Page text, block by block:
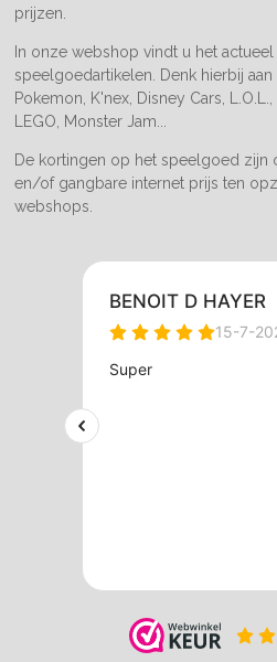
prijzen.
In onze webshop vindt u het
speelgoedartikelen. Denk hierbij aan
Pokemon, K'nex, Disney Cars,
LEGO, Monster Jam...
De kortingen op het speelgoed zijn
en/of gangbare internet prijs ten
webshops.